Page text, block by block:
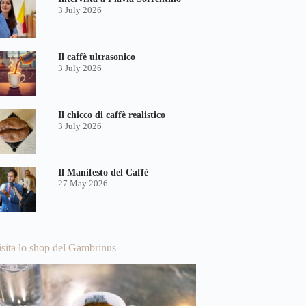
3 July 2026
Il caffè ultrasonico
3 July 2026
Il chicco di caffè realistico
3 July 2026
Il Manifesto del Caffè
27 May 2026
lo shop del Gambrinus